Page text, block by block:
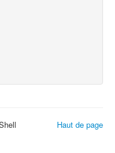
Haut de page